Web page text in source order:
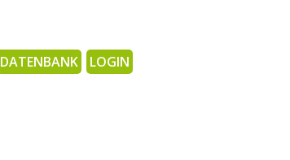
DATENBANK LOGIN